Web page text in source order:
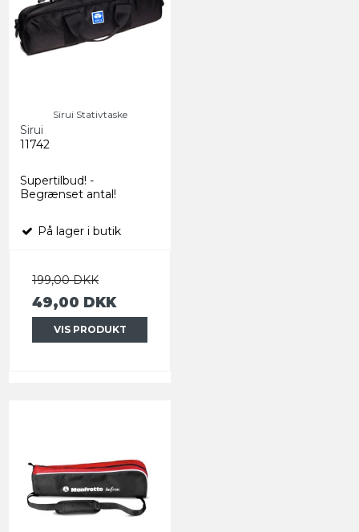
Sirui Stativtaske
Sirui
11742
Supertilbud! -
Begrænset antal!
På lager i butik
199,00 DKK
49,00 DKK
VIS PRODUKT